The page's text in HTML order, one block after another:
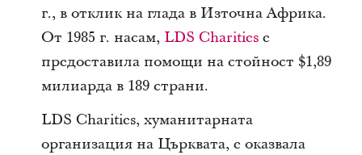
г., в отклик на глада в Източна Африка.
От 1985 г. насам, LDS Charitiesе
предоставила помощи на стойност $1,89
милиарда в 189 страни.
LDS Charities, хуманитарната
организация на Църквата, е оказвала